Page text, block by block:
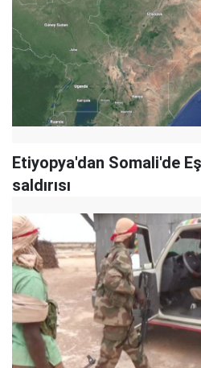
Etiyopya'dan Somali'de
saldırısı